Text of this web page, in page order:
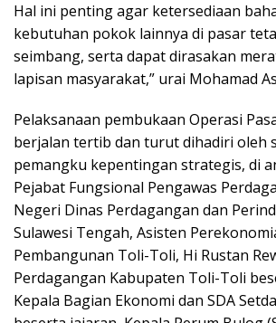
Hal ini penting agar ketersediaan
kebutuhan pokok lainnya di pasar
seimbang, serta dapat dirasakan
lapisan masyarakat,” urai Mohamad
Pelaksanaan pembukaan Operasi
berjalan tertib dan turut dihadiri oleh
pemangku kepentingan strategis, di
Pejabat Fungsional Pengawas
Negeri Dinas Perdagangan dan
Sulawesi Tengah, Asisten
Pembangunan Toli-Toli, Hi Rustan
Perdagangan Kabupaten Toli-Toli
Kepala Bagian Ekonomi dan SDA